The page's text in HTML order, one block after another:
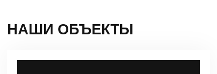
НАШИ ОБЪЕКТЫ